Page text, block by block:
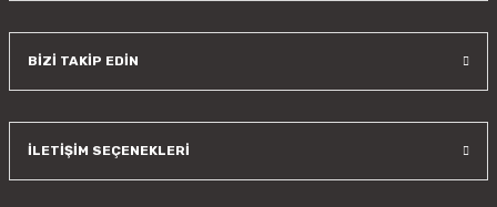
BİZİ TAKİP EDİN
İLETİŞİM SEÇENEKLERİ